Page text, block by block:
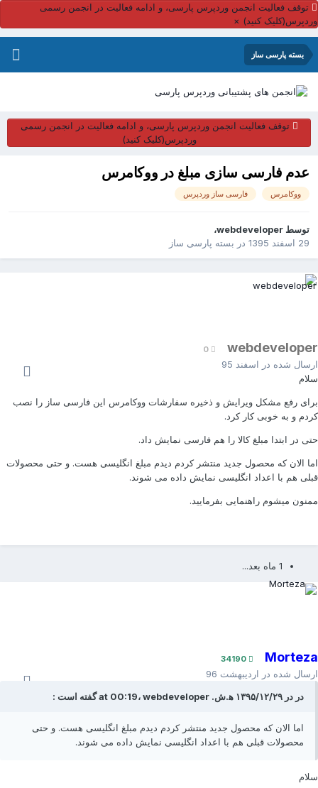
توقف فعالیت انجمن وردپرس پارسی، و ادامه فعالیت در انجمن رسمی
کنید)
×
بسته پارسی ساز
توقف فعالیت انجمن وردپرس پارسی، و ادامه فعالیت در انجمن رسمی
وردپرس(کلیک کنید)
عدم فارسی سازی مبلغ در ووکامرس
ووکامرس فارسی ساز وردپرس
توسط webdeveloper،
29 اسفند 1395
در بسته پارسی ساز
0
شده در اسفند 95
رفع مشکل ویرایش و ذخیره سفارشات ووکامرس این فارسی ساز را نصب
و به خوبی کار کرد.
در ابتدا مبلغ کالا را هم فارسی نمایش داد.
الان که محصول جدید منتشر کردم دیدم مبلغ انگلیسی هست. و حتی محصولات
هم با اعداد انگلیسی نمایش داده می شوند.
میشوم راهنمایی بفرمایید.
34190
شده در اردیبهشت 96
در در ۱۳۹۵/۱۲/۲۹ ه‍.ش. at 00:19، webdeveloper گفته است :
اما الان که محصول جدید منتشر کردم دیدم مبلغ انگلیسی هست. و حتی
محصولات قبلی هم با اعداد انگلیسی نمایش داده می شوند.